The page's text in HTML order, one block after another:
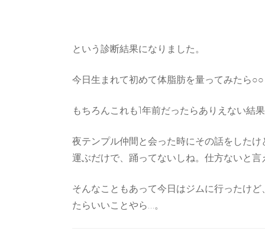
という診断結果になりました。
今日生まれて初めて体脂肪を量ってみたら
もちろんこれも1年前だったらありえない結
夜テンプル仲間と会った時にその話をした
運ぶだけで、踊ってないしね。仕方ないと
そんなこともあって今日はジムに行ったけ
たらいいことやら…。